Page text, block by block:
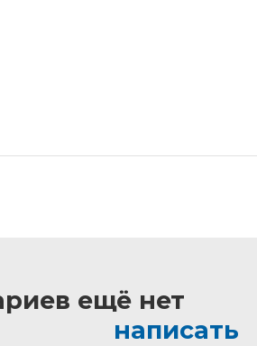
ещё нет
написать